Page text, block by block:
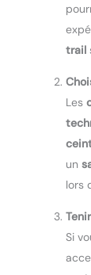
trail
Les
un
lors
Si